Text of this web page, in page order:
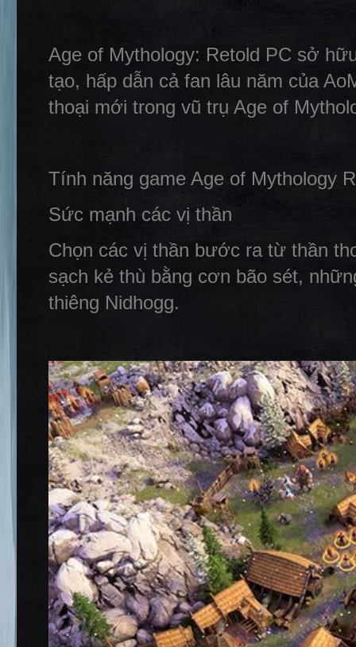
Age of Mythology: Retold PC sở
tạo, hấp dẫn cả fan lâu năm của
thoại mới trong vũ trụ Age of
Tính năng game Age of Mythology
Sức mạnh các vị thần
Chọn các vị thần bước ra từ thần
sạch kẻ thù bằng cơn bão sét,
thiêng Nidhogg.